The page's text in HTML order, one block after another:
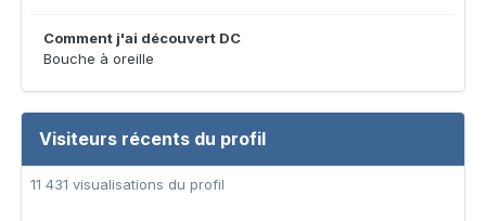
Comment j'ai découvert DC
Bouche à oreille
Visiteurs récents du profil
11 431 visualisations du profil